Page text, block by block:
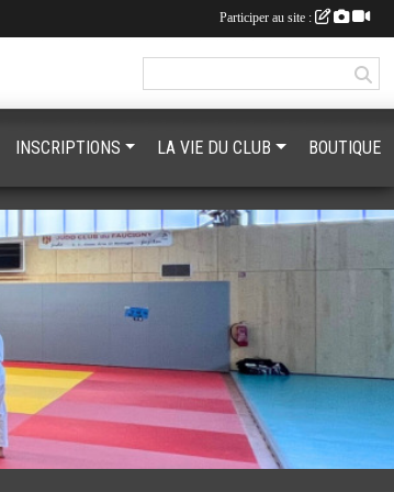
INSCRIPTIONS LA VIE DU CLUB BOUTIQUE
Participer au site :